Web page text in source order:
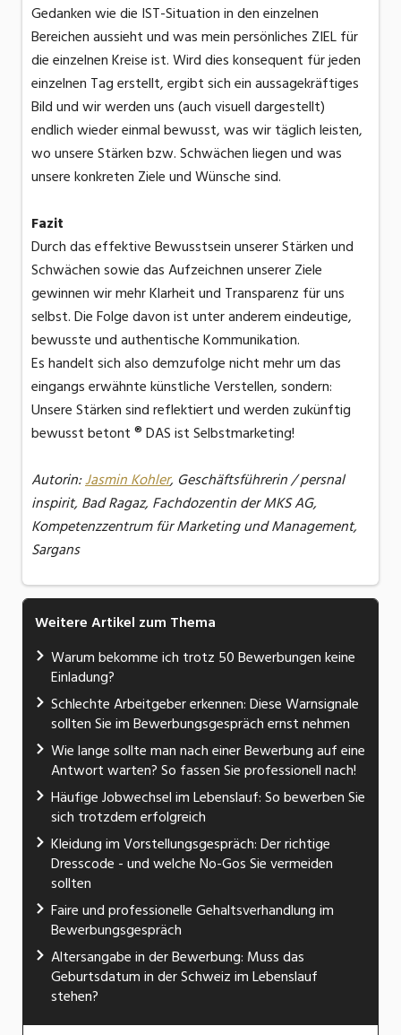
Gedanken wie die IST-Situation in den einzelnen
Bereichen aussieht und was mein persönliches ZIEL für
die einzelnen Kreise ist. Wird dies konsequent für jeden
einzelnen Tag erstellt, ergibt sich ein aussagekräftiges
Bild und wir werden uns (auch visuell dargestellt)
endlich wieder einmal bewusst, was wir täglich leisten,
wo unsere Stärken bzw. Schwächen liegen und was
unsere konkreten Ziele und Wünsche sind.
Fazit
Durch das effektive Bewusstsein unserer Stärken und
Schwächen sowie das Aufzeichnen unserer Ziele
gewinnen wir mehr Klarheit und Transparenz für uns
selbst. Die Folge davon ist unter anderem eindeutige,
bewusste und authentische Kommunikation.
Es handelt sich also demzufolge nicht mehr um das
eingangs erwähnte künstliche Verstellen, sondern:
Unsere Stärken sind reflektiert und werden zukünftig
bewusst betont ® DAS ist Selbstmarketing!
Autorin:Jasmin Kohler, Geschäftsführerin / persnal
inspirit, Bad Ragaz, Fachdozentin der MKS AG,
Kompetenzzentrum für Marketing und Management,
Sargans
Weitere Artikel zum Thema
Warum bekomme ich trotz 50 Bewerbungen keine
Einladung?
Schlechte Arbeitgeber erkennen: Diese Warnsignale
sollten Sie im Bewerbungsgespräch ernst nehmen
Wie lange sollte man nach einer Bewerbung auf eine
Antwort warten? So fassen Sie professionell nach!
Häufige Jobwechsel im Lebenslauf: So bewerben Sie
sich trotzdem erfolgreich
Kleidung im Vorstellungsgespräch: Der richtige
Dresscode - und welche No-Gos Sie vermeiden
sollten
Faire und professionelle Gehaltsverhandlung im
Bewerbungsgespräch
Altersangabe in der Bewerbung: Muss das
Geburtsdatum in der Schweiz im Lebenslauf
stehen?